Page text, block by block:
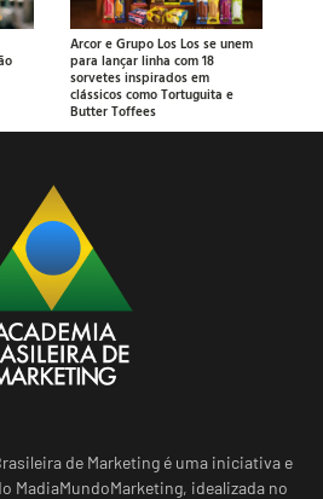
Arcor e Grupo Los Los se unem
para lançar linha com 18
sorvetes inspirados em
clássicos como Tortuguita e
Butter Toffees
de Marketing é uma iniciativa e
MadiaMundoMarketing, idealizada no